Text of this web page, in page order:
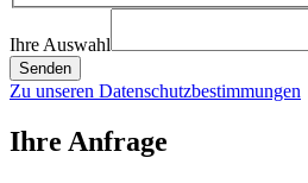
Ihre Auswahl
Senden
Zu unseren Datenschutzbestimmungen
Ihre Anfrage